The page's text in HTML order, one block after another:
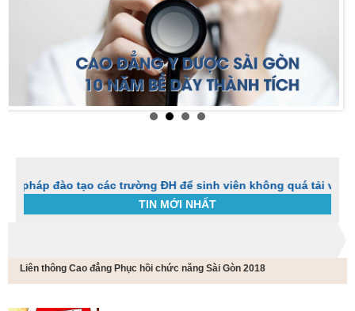
đào tạo các trường ĐH để sinh viên không quá tải với ngành
TIN MỚI NHẤT
Liên thông Cao đẳng Phục hồi chức năng Sài Gòn 2018